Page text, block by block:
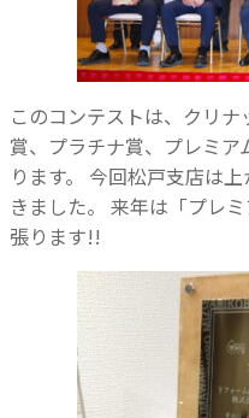
このコンテストは、クリ
賞、プラチナ賞、プレミ
ります。
今回松戸支店は
きました。 来年は「プレ
張ります!!